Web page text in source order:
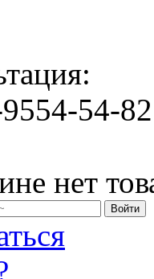
54-54-82
нет